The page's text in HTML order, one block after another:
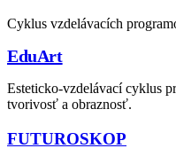
Cyklus vzdelávacích
EduArt
Esteticko-vzdelávací cyklus
tvorivosť a obraznosť.
FUTUROSKOP